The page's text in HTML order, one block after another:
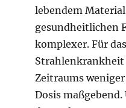
lebendem
gesundheitlichen
komplexer. Für
Zeitraums
Dosis